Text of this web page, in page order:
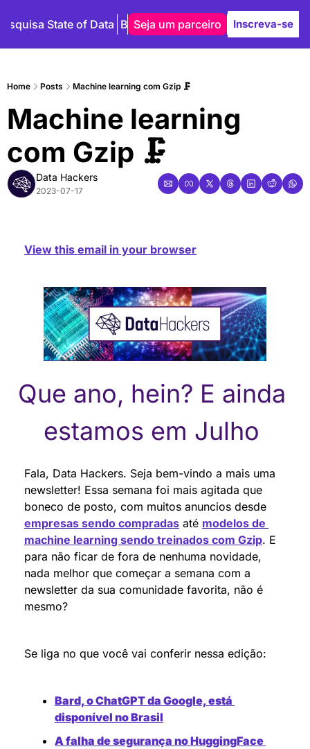
State of Data Blog Autores
Seja um parceiro Inscreva-se
Home Posts Machine learning com Gzip 🗜️
Machine learning
com Gzip 🗜️
Data Hackers
2023-07-17
View this email in your browser
Que ano, hein? E ainda
estamos em Julho
Fala, Data Hackers. Seja bem-vindo a mais uma
newsletter! Essa semana foi mais agitada que
empresas sendo compradas até modelos de
machine learning sendo treinados com Gzip. E
para não ficar de fora de nenhuma novidade,
nada melhor que começar a semana com a
newsletter da sua comunidade favorita, não é
mesmo?
Se liga no que você vai conferir nessa edição:
Bard, o ChatGPT da Google, está
disponível no Brasil
A falha de segurança no HuggingFace